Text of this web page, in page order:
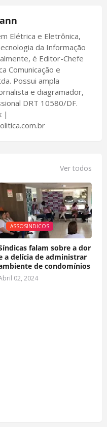
Elétrica e Eletrônica,
da Informação
é Editor-Chefe
Comunicação e
Possui ampla
e diagramador,
DRT 10580/DF.
|
Ver todos
ASSOSINDICOS
falam sobre a dor
a delícia de administrar
de condomínios
02, 2024